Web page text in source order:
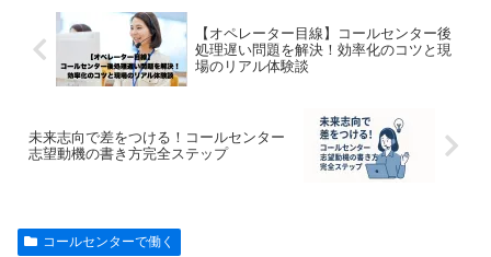
【オペレーター目線】コールセンター後
処理遅い問題を解決！効率化のコツと現
場のリアル体験談
未来志向で差をつける！コールセンター
志望動機の書き方完全ステップ
コールセンターで働く